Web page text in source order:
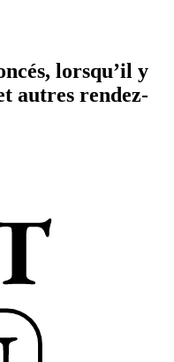
lorsqu’il y
autres rendez-